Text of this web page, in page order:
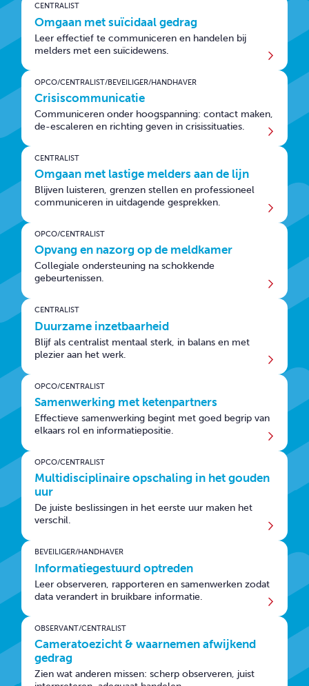
CENTRALIST
Omgaan met suïcidaal gedrag
Leer effectief te communiceren en handelen bij
melders met een suïcidewens.
OPCO/CENTRALIST/BEVEILIGER/HANDHAVER
Crisiscommunicatie
Communiceren onder hoogspanning: contact maken,
de-escaleren en richting geven in crisissituaties.
CENTRALIST
Omgaan met lastige melders aan de lijn
Blijven luisteren, grenzen stellen en professioneel
communiceren in uitdagende gesprekken.
OPCO/CENTRALIST
Opvang en nazorg op de meldkamer
Collegiale ondersteuning na schokkende
gebeurtenissen.
CENTRALIST
Duurzame inzetbaarheid
Blijf als centralist mentaal sterk, in balans en met
plezier aan het werk.
OPCO/CENTRALIST
Samenwerking met ketenpartners
Effectieve samenwerking begint met goed begrip van
elkaars rol en informatiepositie.
OPCO/CENTRALIST
Multidisciplinaire opschaling in het gouden
uur
De juiste beslissingen in het eerste uur maken het
verschil.
BEVEILIGER/HANDHAVER
Informatiegestuurd optreden
Leer observeren, rapporteren en samenwerken zodat
data verandert in bruikbare informatie.
OBSERVANT/CENTRALIST
Cameratoezicht & waarnemen afwijkend
gedrag
Zien wat anderen missen: scherp observeren, juist